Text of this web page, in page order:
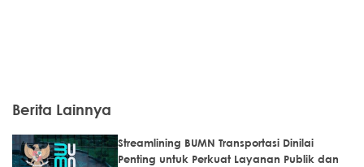
Berita Lainnya
Streamlining BUMN Transportasi Dinilai
Penting untuk Perkuat Layanan Publik dan